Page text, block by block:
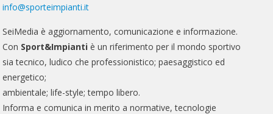
info@sporteimpianti.it
SeiMedia è aggiornamento, comunicazione e informazione.
Con Sport&Impianti è un riferimento per il mondo sportivo
sia tecnico, ludico che professionistico; paesaggistico ed
energetico;
ambientale; life-style; tempo libero.
Informa e comunica in merito a normative, tecnologie